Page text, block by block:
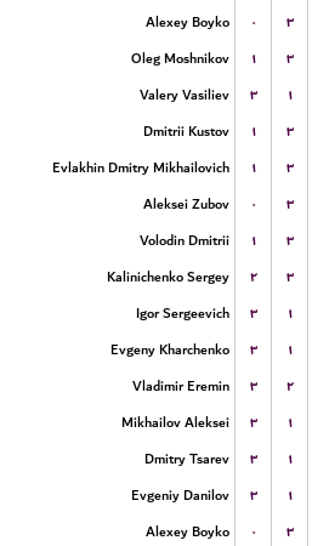
Alexey Boyko
۰ ۳
Oleg Moshnikov
۱ ۳
Valery Vasiliev
۳ ۱
Dmitrii Kustov
۱ ۳
Evlakhin Dmitry Mikhailovich
۱ ۳
Aleksei Zubov
۰ ۳
Volodin Dmitrii
۱ ۳
Kalinichenko Sergey
۲ ۳
Igor Sergeevich
۳ ۱
Evgeny Kharchenko
۳ ۱
Vladimir Eremin
۳ ۲
Mikhailov Aleksei
۳ ۱
Dmitry Tsarev
۳ ۱
Evgeniy Danilov
۳ ۱
Alexey Boyko
۰ ۳